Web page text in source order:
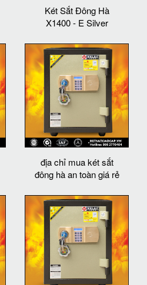
Két Sắt Đông Hà
X1400 - E Silver
địa chỉ mua két sắt
đông hà an toàn giá rẻ